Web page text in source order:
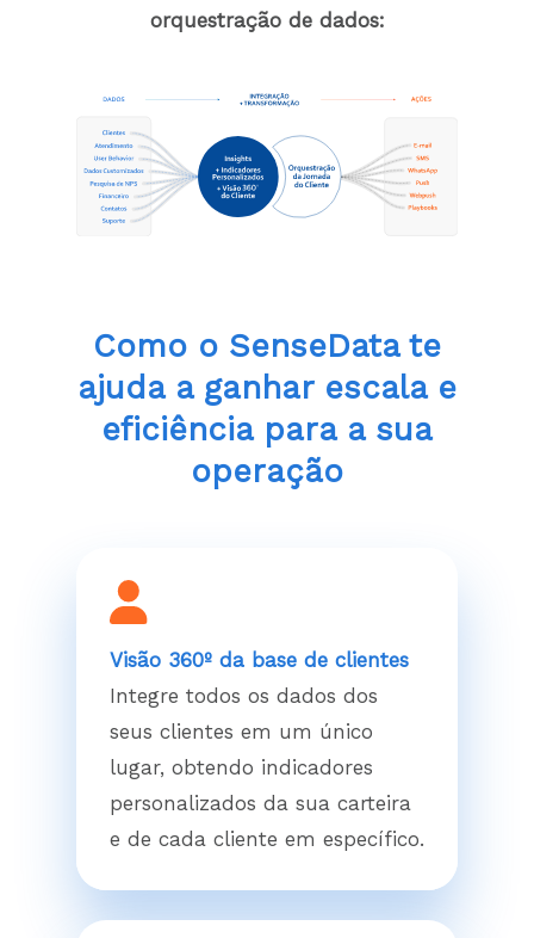
orquestração de dados:
Como o SenseData te
ajuda aganhar escala e
eficiência para a sua
operação
Visão 360º da base de clientes
Integre todos os dados dos
seus clientes em um único
lugar, obtendo indicadores
personalizados da sua carteira
e de cada cliente em específico.